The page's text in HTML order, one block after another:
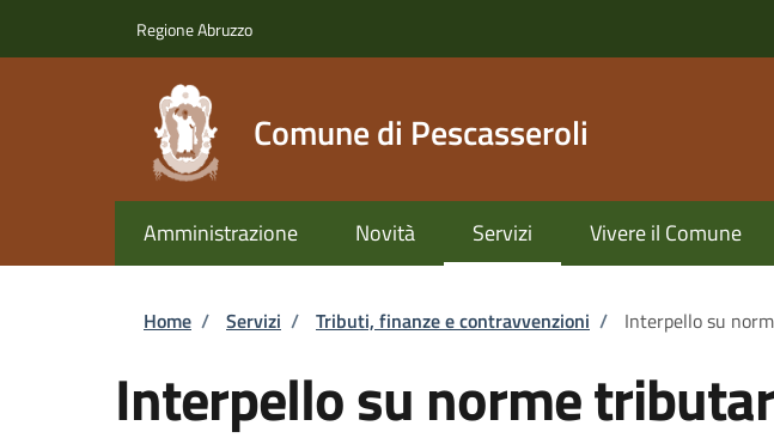
Regione Abruzzo
Comune di Pescasseroli
Amministrazione Novità Servizi Vivere il Comune
Briciole di pane
Home / Servizi / Tributi, finanze e contravvenzioni / Interpello su
Interpello su norme